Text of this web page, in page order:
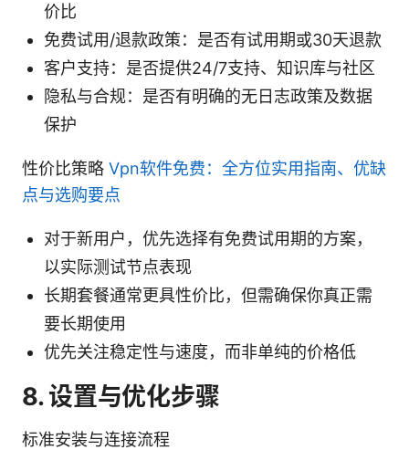
价比
免费试用/退款政策：是否有试用期或30天退款
客户支持：是否提供24/7支持、知识库与社区
隐私与合规：是否有明确的无日志政策及数据
保护
性价比策略 Vpn软件免费：全方位实用指南、优缺
点与选购要点
对于新用户，优先选择有免费试用期的方案，
以实际测试节点表现
长期套餐通常更具性价比，但需确保你真正需
要长期使用
优先关注稳定性与速度，而非单纯的价格低
8. 设置与优化步骤
标准安装与连接流程